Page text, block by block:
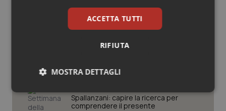
Ulcera & Reflusso
Potrebbe interessarti in
Provincia Autonoma di
Spallanzani: capire la ricerca per
comprendere il presente
ACCETTA TUTTI
RIFIUTA
MOSTRA DETTAGLI
Necessari Statistici Marketing